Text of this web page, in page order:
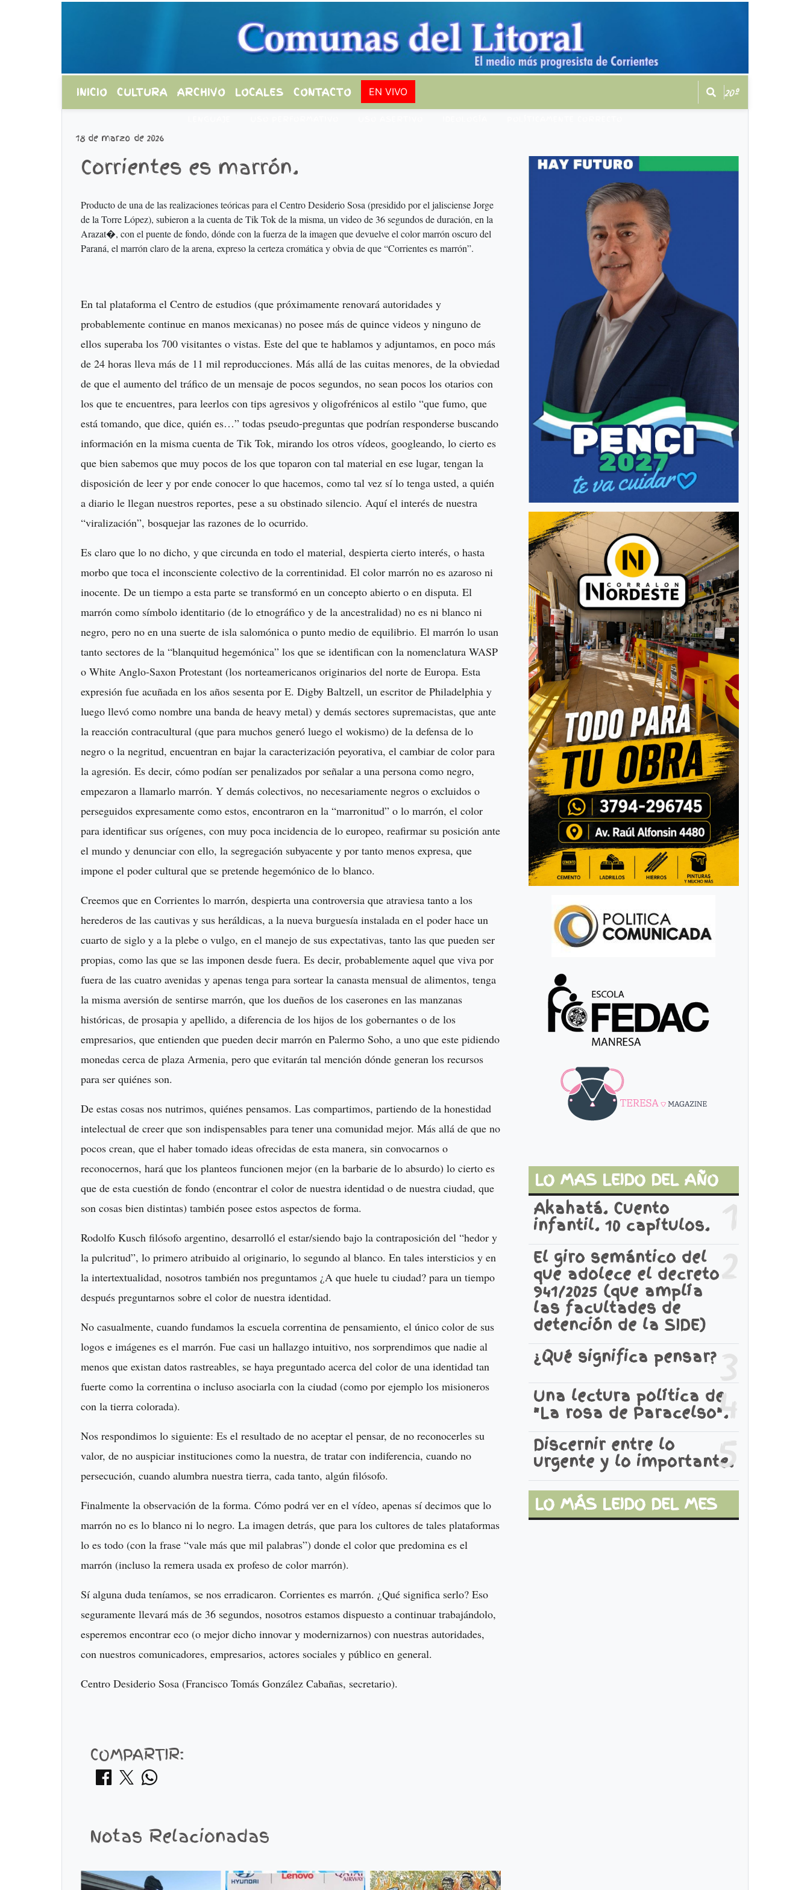
INICIO CULTURA ARCHIVO LOCALES CONTACTO EN VIVO 20º
18 de marzo de 2026
Corrientes es marrón.
Producto de una de las realizaciones teóricas para el Centro Desiderio Sosa (presidido por el jalisciense Jorge
de la Torre López), subieron a la cuenta de Tik Tok de la misma, un video de 36 segundos de duración, en la
Arazat�, con el puente de fondo, dónde con la fuerza de la imagen que devuelve el color marrón oscuro del
Paraná, el marrón claro de la arena, expreso la certeza cromática y obvia de que “Corrientes es marrón”.
En tal plataforma el Centro de estudios (que próximamente renovará autoridades y
probablemente continue en manos mexicanas) no posee más de quince videos y ninguno de
ellos superaba los 700 visitantes o vistas. Este del que te hablamos y adjuntamos, en poco más
de 24 horas lleva más de 11 mil reproducciones. Más allá de las cuitas menores, de la obviedad
de que el aumento del tráfico de un mensaje de pocos segundos, no sean pocos los otarios con
los que te encuentres, para leerlos con tips agresivos y oligofrénicos al estilo “que fumo, que
está tomando, que dice, quién es…” todas pseudo-preguntas que podrían responderse buscando
información en la misma cuenta de Tik Tok, mirando los otros vídeos, googleando, lo cierto es
que bien sabemos que muy pocos de los que toparon con tal material en ese lugar, tengan la
disposición de leer y por ende conocer lo que hacemos, como tal vez sí lo tenga usted, a quién
a diario le llegan nuestros reportes, pese a su obstinado silencio. Aquí el interés de nuestra
“viralización”, bosquejar las razones de lo ocurrido.
Es claro que lo no dicho, y que circunda en todo el material, despierta cierto interés, o hasta
morbo que toca el inconsciente colectivo de la correntinidad. El color marrón no es azaroso ni
inocente. De un tiempo a esta parte se transformó en un concepto abierto o en disputa. El
marrón como símbolo identitario (de lo etnográfico y de la ancestralidad) no es ni blanco ni
negro, pero no en una suerte de isla salomónica o punto medio de equilibrio. El marrón lo usan
tanto sectores de la “blanquitud hegemónica” los que se identifican con la nomenclatura WASP
o White Anglo-Saxon Protestant (los norteamericanos originarios del norte de Europa. Esta
expresión fue acuñada en los años sesenta por E. Digby Baltzell, un escritor de Philadelphia y
luego llevó como nombre una banda de heavy metal) y demás sectores supremacistas, que ante
la reacción contracultural (que para muchos generó luego el wokismo) de la defensa de lo
negro o la negritud, encuentran en bajar la caracterización peyorativa, el cambiar de color para
la agresión. Es decir, cómo podían ser penalizados por señalar a una persona como negro,
empezaron a llamarlo marrón. Y demás colectivos, no necesariamente negros o excluidos o
perseguidos expresamente como estos, encontraron en la “marronitud” o lo marrón, el color
para identificar sus orígenes, con muy poca incidencia de lo europeo, reafirmar su posición ante
el mundo y denunciar con ello, la segregación subyacente y por tanto menos expresa, que
impone el poder cultural que se pretende hegemónico de lo blanco.
Creemos que en Corrientes lo marrón, despierta una controversia que atraviesa tanto a los
herederos de las cautivas y sus heráldicas, a la nueva burguesía instalada en el poder hace un
cuarto de siglo y a la plebe o vulgo, en el manejo de sus expectativas, tanto las que pueden ser
propias, como las que se las imponen desde fuera. Es decir, probablemente aquel que viva por
fuera de las cuatro avenidas y apenas tenga para sortear la canasta mensual de alimentos, tenga
la misma aversión de sentirse marrón, que los dueños de los caserones en las manzanas
históricas, de prosapia y apellido, a diferencia de los hijos de los gobernantes o de los
empresarios, que entienden que pueden decir marrón en Palermo Soho, a uno que este pidiendo
monedas cerca de plaza Armenia, pero que evitarán tal mención dónde generan los recursos
para ser quiénes son.
De estas cosas nos nutrimos, quiénes pensamos. Las compartimos, partiendo de la honestidad
intelectual de creer que son indispensables para tener una comunidad mejor. Más allá de que no
pocos crean, que el haber tomado ideas ofrecidas de esta manera, sin convocarnos o
reconocernos, hará que los planteos funcionen mejor (en la barbarie de lo absurdo) lo cierto es
que de esta cuestión de fondo (encontrar el color de nuestra identidad o de nuestra ciudad, que
son cosas bien distintas) también posee estos aspectos de forma.
Rodolfo Kusch filósofo argentino, desarrolló el estar/siendo bajo la contraposición del “hedor y
la pulcritud”, lo primero atribuido al originario, lo segundo al blanco. En tales intersticios y en
la intertextualidad, nosotros también nos preguntamos ¿A que huele tu ciudad? para un tiempo
después preguntarnos sobre el color de nuestra identidad.
No casualmente, cuando fundamos la escuela correntina de pensamiento, el único color de sus
logos e imágenes es el marrón. Fue casi un hallazgo intuitivo, nos sorprendimos que nadie al
menos que existan datos rastreables, se haya preguntado acerca del color de una identidad tan
fuerte como la correntina o incluso asociarla con la ciudad (como por ejemplo los misioneros
con la tierra colorada).
Nos respondimos lo siguiente: Es el resultado de no aceptar el pensar, de no reconocerles su
valor, de no auspiciar instituciones como la nuestra, de tratar con indiferencia, cuando no
persecución, cuando alumbra nuestra tierra, cada tanto, algún filósofo.
Finalmente la observación de la forma. Cómo podrá ver en el vídeo, apenas sí decimos que lo
marrón no es lo blanco ni lo negro. La imagen detrás, que para los cultores de tales plataformas
lo es todo (con la frase “vale más que mil palabras”) donde el color que predomina es el
marrón (incluso la remera usada ex profeso de color marrón).
Sí alguna duda teníamos, se nos erradicaron. Corrientes es marrón. ¿Qué significa serlo? Eso
seguramente llevará más de 36 segundos, nosotros estamos dispuesto a continuar trabajándolo,
esperemos encontrar eco (o mejor dicho innovar y modernizarnos) con nuestras autoridades,
con nuestros comunicadores, empresarios, actores sociales y público en general.
Centro Desiderio Sosa (Francisco Tomás González Cabañas, secretario).
COMPARTIR:
Notas Relacionadas
LO MAS LEIDO DEL AÑO
1
Akahatá. Cuento
infantil. 10 capítulos.
2
El giro semántico del
que adolece el decreto
941/2025 (que amplía
las facultades de
detención de la SIDE)
3
¿Qué significa pensar?
4
Una lectura política de
"La rosa de Paracelso".
5
Discernir entre lo
urgente y lo importante.
LO MÁS LEIDO DEL MES